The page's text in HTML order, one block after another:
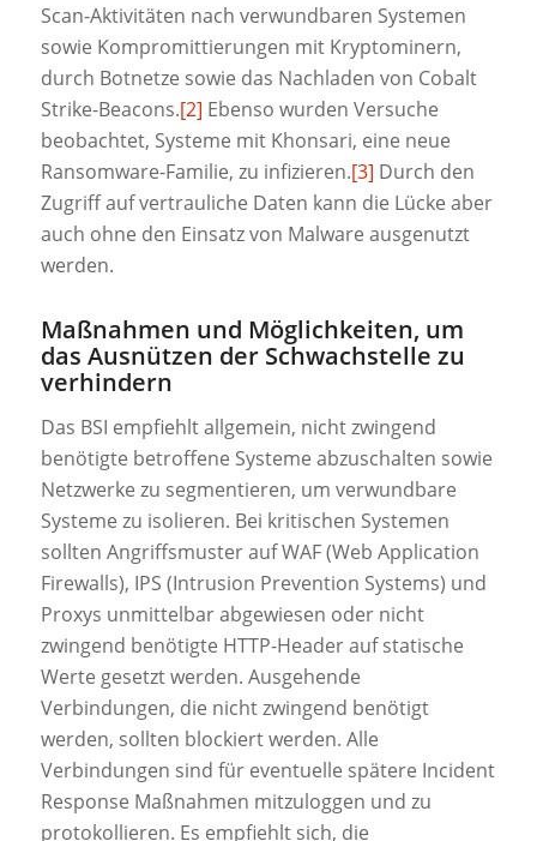
Scan-Aktivitäten nach verwundbaren Systemen
sowie Kompromittierungen mit Kryptominern,
durch Botnetze sowie das Nachladen von Cobalt
Strike-Beacons.[2] Ebenso wurden Versuche
beobachtet, Systeme mit Khonsari, eine neue
Ransomware-Familie, zu infizieren.[3] Durch den
Zugriff auf vertrauliche Daten kann die Lücke aber
auch ohne den Einsatz von Malware ausgenutzt
werden.
Maßnahmen und Möglichkeiten, um
das Ausnützen der Schwachstelle zu
verhindern
Das BSI empfiehlt allgemein, nicht zwingend
benötigte betroffene Systeme abzuschalten sowie
Netzwerke zu segmentieren, um verwundbare
Systeme zu isolieren. Bei kritischen Systemen
sollten Angriffsmuster auf WAF (Web Application
Firewalls), IPS (Intrusion Prevention Systems) und
Proxys unmittelbar abgewiesen oder nicht
zwingend benötigte HTTP-Header auf statische
Werte gesetzt werden. Ausgehende
Verbindungen, die nicht zwingend benötigt
werden, sollten blockiert werden. Alle
Verbindungen sind für eventuelle spätere Incident
Response Maßnahmen mitzuloggen und zu
protokollieren. Es empfiehlt sich, die